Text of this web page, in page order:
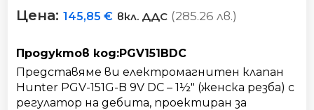
Цена:145,85€ вкл. ДДС (285.26 лв.)
Продуктов код:PGV151BDC
Представяме ви електромагнитен клапан
Hunter PGV-151G-B 9V DC – 1½" (женска резба) с
регулатор на дебита, проектиран за